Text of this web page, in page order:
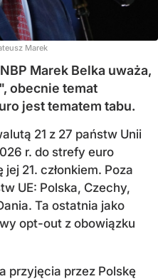
Marek
Marek Belka uważa,
obecnie temat
jest tematem tabu.
21 z 27 państw Unii
r. do strefy euro
jej 21. członkiem. Poza
UE: Polska, Czechy,
. Ta ostatnia jako
opt-out z obowiązku
przyjęcia przez Polskę